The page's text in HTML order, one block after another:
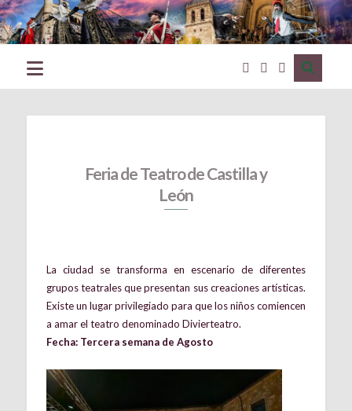
Excmo.
Ayuntamiento
Rodrigo
Feria de Teatro de Castilla y
León
La ciudad se transforma en escenario de diferentes
grupos teatrales que presentan sus creaciones artísticas.
Existe un lugar privilegiado para que los niños comiencen
a amar el teatro denominado Divierteatro.
Fecha: Tercera semana de Agosto